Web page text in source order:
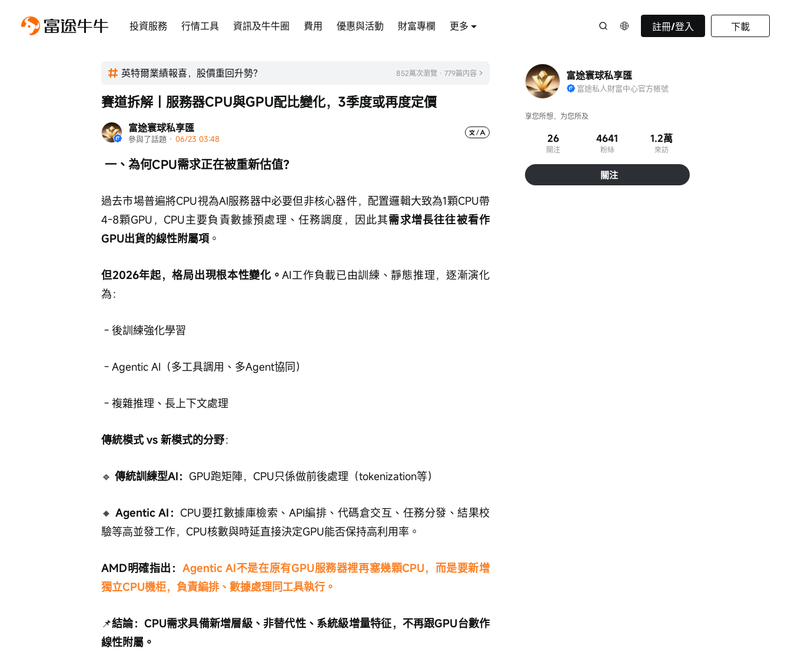
投資服務 行情工具 資訊及牛牛圈 費用 優惠與活動 財富專欄 更多 註冊/登入 下載
英特爾業績報喜，股價重回升勢？ 852萬次瀏覽 · 779篇内容
富途寰球私享匯
參與了話題 · 06/23 03:48
賽道拆解丨服務器CPU與GPU配比變化，3季度或再度定價
一、為何CPU需求正在被重新估值？
過去市場普遍將CPU視為AI服務器中必要但非核心器件，配置邏輯大致為1顆CPU帶
4-8顆GPU，CPU主要負責數據預處理、任務調度，因此其需求增長往往被看作
GPU出貨的線性附屬項 。
但2026年起，格局出現根本性變化。AI工作負載已由訓練、靜態推理，逐漸演化
為：
- 後訓練強化學習
- Agentic AI（多工具調用、多Agent協同）
- 複雜推理、長上下文處理
傳統模式 vs 新模式的分野：
🔹 傳統訓練型AI： GPU跑矩陣，CPU只係做前後處理（tokenization等）
🔸 Agentic AI： CPU要扛數據庫檢索、API編排、代碼倉交互、任務分發、結果校
驗等高並發工作，CPU核數與時延直接決定GPU能否保持高利用率。
AMD明確指出： Agentic AI不是在原有GPU服務器裡再塞幾顆CPU，而是要新增
獨立CPU機柜，負責編排、數據處理同工具執行。
📌結論：CPU需求具備新增層級、非替代性、系統級增量特征，不再跟GPU台數作
線性附屬。
富途寰球私享匯
富途私人財富中心官方帳號
享您所想，为您所及
26
關注
4641
粉絲
1.2萬
來訪
關注